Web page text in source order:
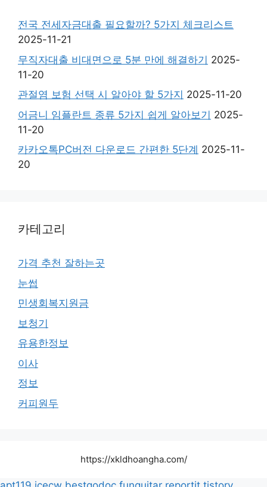
전국 전세자금대출 필요할까? 5가지 체크리스트
2025-11-21
무직자대출 비대면으로 5분 만에 해결하기 2025-
11-20
관절염 보험 선택 시 알아야 할 5가지 2025-11-20
어금니 임플란트 종류 5가지 쉽게 알아보기 2025-
11-20
카카오톡PC버전 다운로드 간편한 5단계 2025-11-
20
카테고리
가격 추천 잘하는곳
눈썹
민생회복지원금
보청기
유용한정보
이사
정보
커피원두
https://xkldhoangha.com/